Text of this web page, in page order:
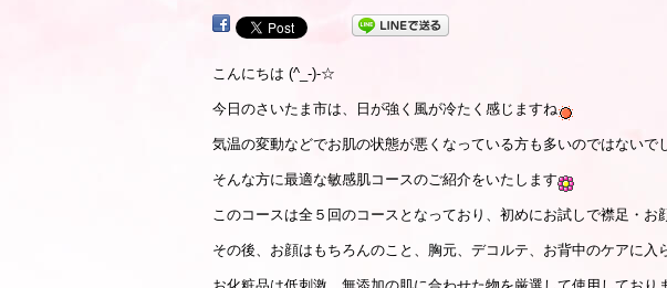
こんにちは (^_-)-☆
今日のさいたま市は、日が強く風が冷たく感じますね
気温の変動などでお肌の状態が悪くなっている方も多いのではないで
そんな方に最適な敏感肌コースのご紹介をいたします
このコースは全５回のコースとなっており、初めにお試しで襟足・お
その後、お顔はもちろんのこと、胸元、デコルテ、お背中のケアに入